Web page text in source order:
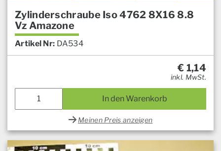
Zylinderschraube Iso 4762 8X16 8.8
Vz Amazone
Artikel Nr: DA534
€ 1,14
inkl. MwSt.
In den Warenkorb
Meinen Preis anzeigen